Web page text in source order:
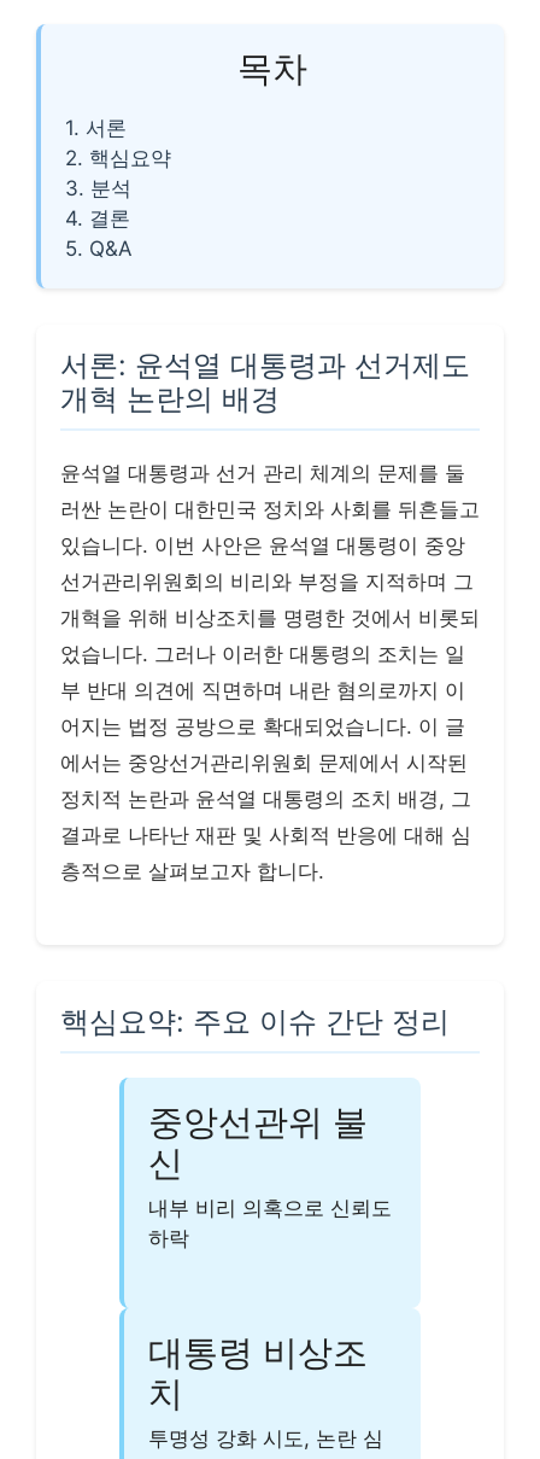
목차
1. 서론
2. 핵심요약
3. 분석
4. 결론
5. Q&A
서론: 윤석열 대통령과 선거제도
개혁 논란의 배경
윤석열 대통령과 선거 관리 체계의 문제를 둘
러싼 논란이 대한민국 정치와 사회를 뒤흔들고
있습니다. 이번 사안은 윤석열 대통령이 중앙
선거관리위원회의 비리와 부정을 지적하며 그
개혁을 위해 비상조치를 명령한 것에서 비롯되
었습니다. 그러나 이러한 대통령의 조치는 일
부 반대 의견에 직면하며 내란 혐의로까지 이
어지는 법정 공방으로 확대되었습니다. 이 글
에서는 중앙선거관리위원회 문제에서 시작된
정치적 논란과 윤석열 대통령의 조치 배경, 그
결과로 나타난 재판 및 사회적 반응에 대해 심
층적으로 살펴보고자 합니다.
핵심요약: 주요 이슈 간단 정리
중앙선관위 불
신
내부 비리 의혹으로 신뢰도
하락
대통령 비상조
치
투명성 강화 시도, 논란 심